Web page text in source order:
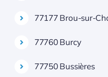
77177 Brou-sur-
77760 Burcy
77750 Bussières